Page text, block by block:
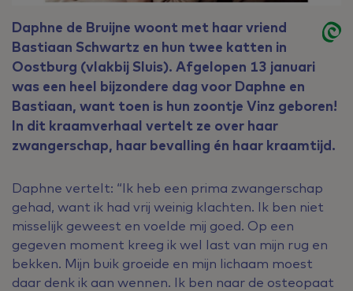
Daphne de Bruijne woont met haar vriend
Bastiaan Schwartz en hun twee katten in
Oostburg (vlakbij Sluis). Afgelopen 13 januari
was een heel bijzondere dag voor Daphne en
Bastiaan, want toen is hun zoontje Vinz geboren!
In dit kraamverhaal vertelt ze over haar
zwangerschap, haar bevalling én haar kraamtijd.
Daphne vertelt: “Ik heb een prima zwangerschap
gehad, want ik had vrij weinig klachten. Ik ben niet
misselijk geweest en voelde mij goed. Op een
gegeven moment kreeg ik wel last van mijn rug en
bekken. Mijn buik groeide en mijn lichaam moest
daar denk ik aan wennen. Ik ben naar de osteopaat